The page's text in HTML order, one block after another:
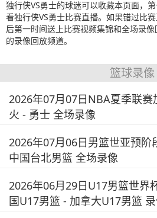
独行侠VS勇士的球迷可以收藏本页面，
看独行侠VS勇士比赛直播。如果错过比
后第一时间送上比赛视频集锦和全场录
的录像回放频道。
篮球录像
2026年07月07日NBA夏季联赛
火 - 勇士 全场录像
2026年07月06日男篮世亚预阶
中国台北男篮 全场录像
2026年06月29日U17男篮世界
国U17男篮 - 加拿大U17男篮